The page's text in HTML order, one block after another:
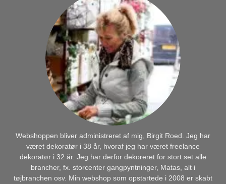
Webshoppen bliver administreret af mig, Birgit Roed. Jeg har
været dekoratør i 38 år, hvoraf jeg har været freelance
dekoratør i 32 år. Jeg har derfor dekoreret for stort set alle
brancher, fx. storcenter gangpyntninger, Matas, alt i
tøjbranchen osv. Min webshop som opstartede i 2008 er skabt